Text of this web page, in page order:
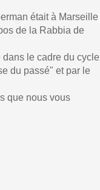
était à Marseille
de la Rabbia de
dans le cadre du cycle
du passé" et par le
que nous vous